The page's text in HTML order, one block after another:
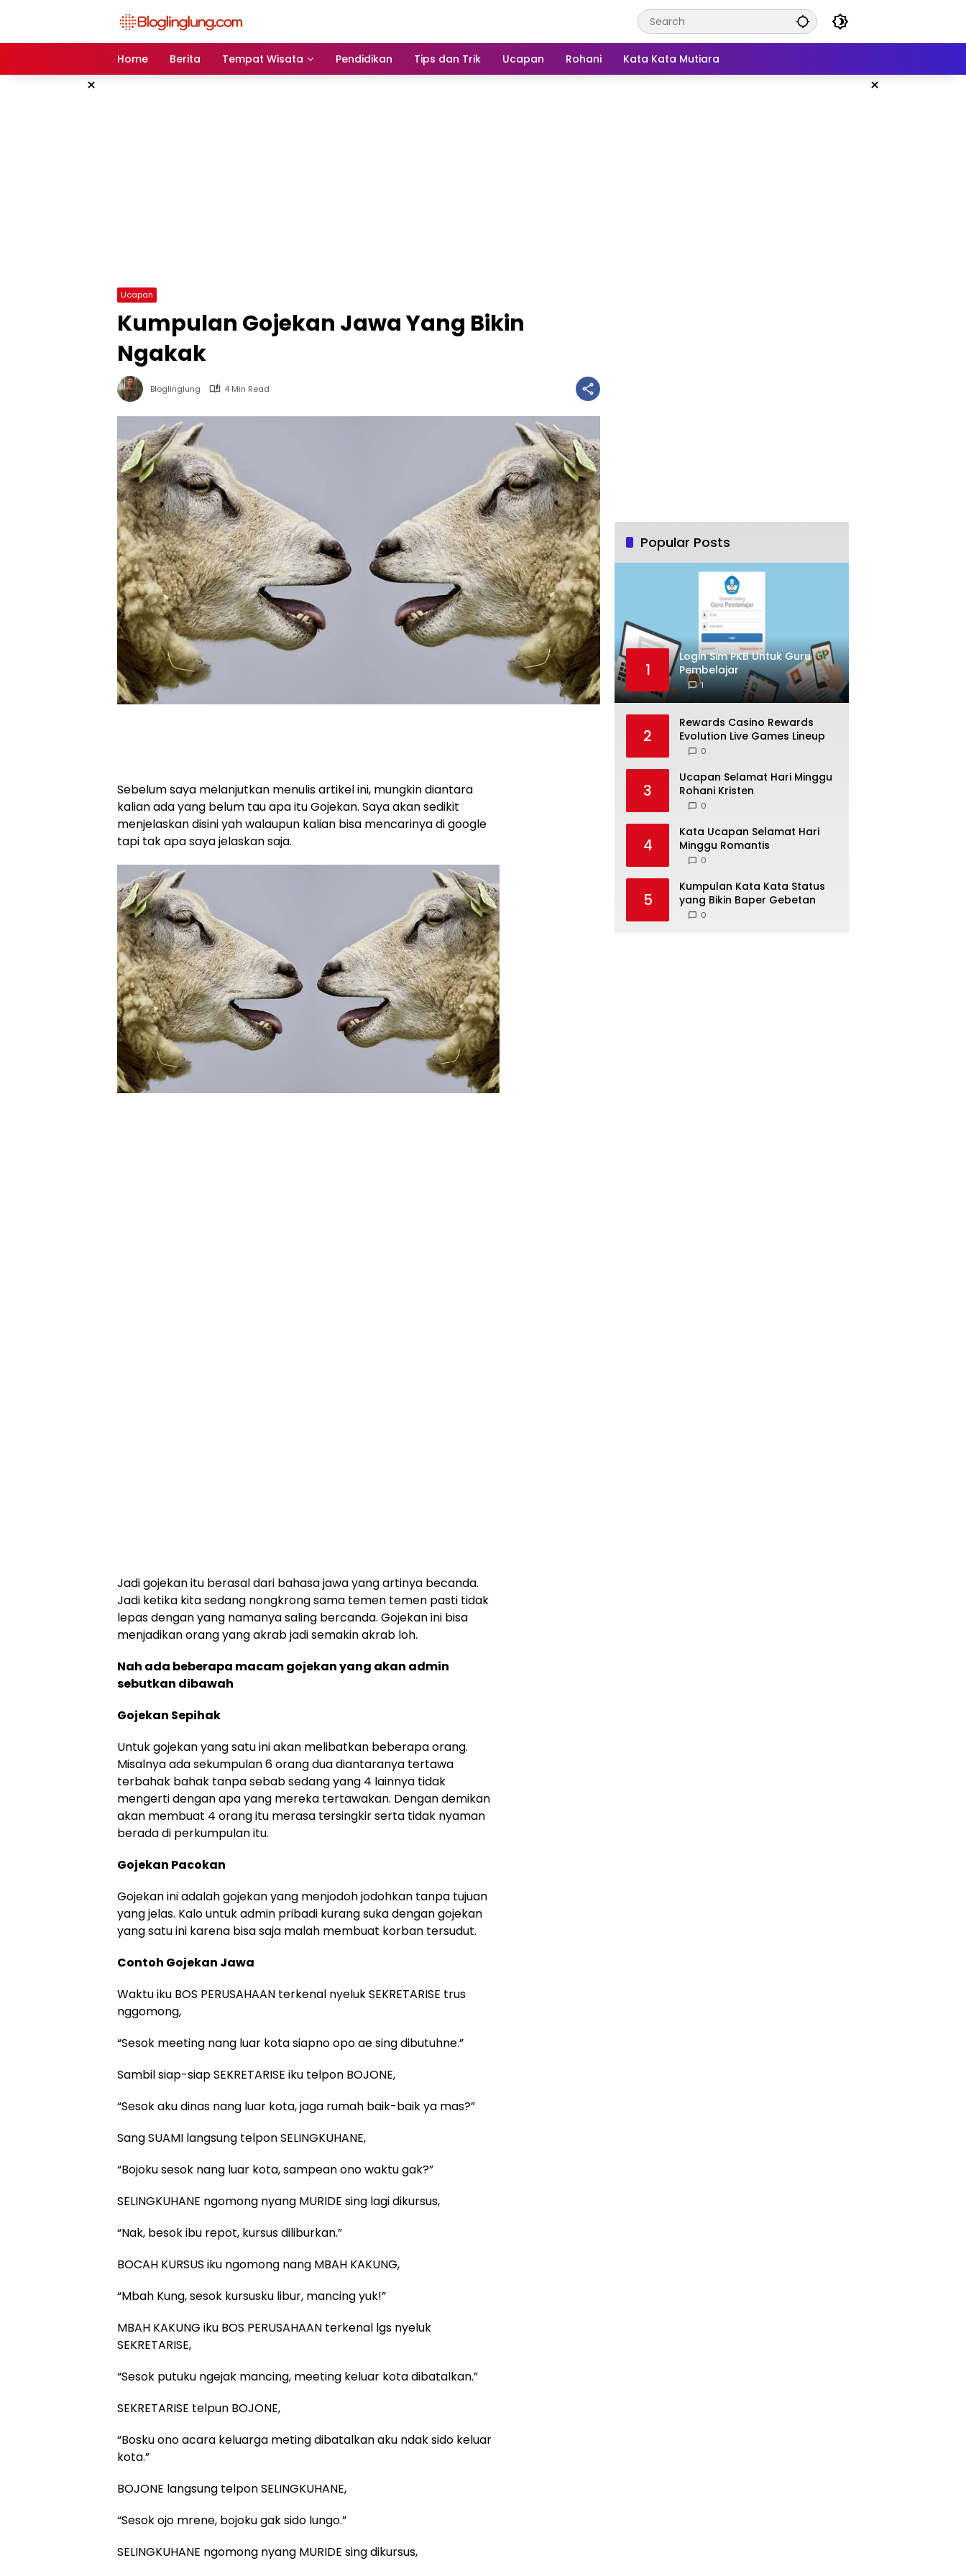
Home
Berita Tempat Wisata Pendidikan Tips dan Trik Ucapan Rohani Kata Kata Mutiara
× ×
Ucapan
Kumpulan Gojekan Jawa Yang Bikin
Ngakak
Bloglinglung 4 Min Read
Sebelum saya melanjutkan menulis artikel ini, mungkin diantara
kalian ada yang belum tau apa itu Gojekan. Saya akan sedikit
menjelaskan disini yah walaupun kalian bisa mencarinya di google
tapi tak apa saya jelaskan saja.
Jadi gojekan itu berasal dari bahasa jawa yang artinya becanda.
Jadi ketika kita sedang nongkrong sama temen temen pasti tidak
lepas dengan yang namanya saling bercanda. Gojekan ini bisa
menjadikan orang yang akrab jadi semakin akrab loh.
Nah ada beberapa macam gojekan yang akan admin
sebutkan dibawah
Gojekan Sepihak
Untuk gojekan yang satu ini akan melibatkan beberapa orang.
Misalnya ada sekumpulan 6 orang dua diantaranya tertawa
terbahak bahak tanpa sebab sedang yang 4 lainnya tidak
mengerti dengan apa yang mereka tertawakan. Dengan demikan
akan membuat 4 orang itu merasa tersingkir serta tidak nyaman
berada di perkumpulan itu.
Gojekan Pacokan
Gojekan ini adalah gojekan yang menjodoh jodohkan tanpa tujuan
yang jelas. Kalo untuk admin pribadi kurang suka dengan gojekan
yang satu ini karena bisa saja malah membuat korban tersudut.
Contoh Gojekan Jawa
Waktu iku BOS PERUSAHAAN terkenal nyeluk SEKRETARISE trus
nggomong,
“Sesok meeting nang luar kota siapno opo ae sing dibutuhne.”
Sambil siap-siap SEKRETARISE iku telpon BOJONE,
“Sesok aku dinas nang luar kota, jaga rumah baik-baik ya mas?”
Sang SUAMI langsung telpon SELINGKUHANE,
“Bojoku sesok nang luar kota, sampean ono waktu gak?”
SELINGKUHANE ngomong nyang MURIDE sing lagi dikursus,
“Nak, besok ibu repot, kursus diliburkan.”
BOCAH KURSUS iku ngomong nang MBAH KAKUNG,
“Mbah Kung, sesok kursusku libur, mancing yuk!”
MBAH KAKUNG iku BOS PERUSAHAAN terkenal lgs nyeluk
SEKRETARISE,
“Sesok putuku ngejak mancing, meeting keluar kota dibatalkan.”
SEKRETARISE telpun BOJONE,
“Bosku ono acara keluarga meting dibatalkan aku ndak sido keluar
kota.”
BOJONE langsung telpon SELINGKUHANE,
“Sesok ojo mrene, bojoku gak sido lungo.”
SELINGKUHANE ngomong nyang MURIDE sing dikursus,
Popular Posts
1
Login Sim PKB Untuk Guru
Pembelajar
1
2
Rewards Casino Rewards
Evolution Live Games Lineup
0
3
Ucapan Selamat Hari Minggu
Rohani Kristen
0
4
Kata Ucapan Selamat Hari
Minggu Romantis
0
5
Kumpulan Kata Kata Status
yang Bikin Baper Gebetan
0